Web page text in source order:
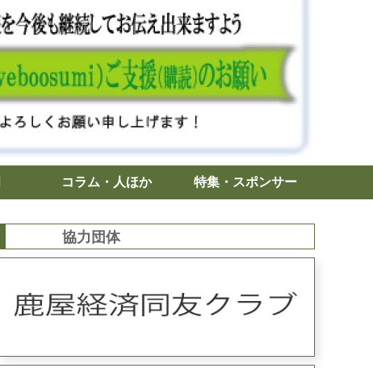
コラム・人ほか 特集・スポンサー
協力団体